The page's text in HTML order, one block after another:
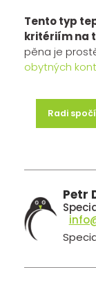
Tento typ
kritériím na
pěna je
obytných
Radi
Petr